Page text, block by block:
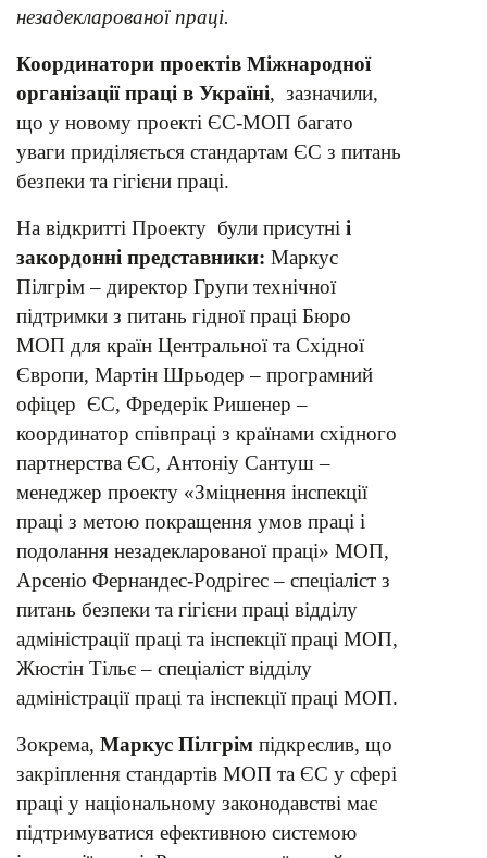
незадекларованої праці.
Координатори проектів Міжнародної
організації праці в Україні, зазначили,
що у новому проекті ЄС-МОП багато
уваги приділяється стандартам ЄС з питань
безпеки та гігієни праці.
На відкритті Проекту були присутні і
закордонні представники: Маркус
Пілгрім – директор Групи технічної
підтримки з питань гідної праці Бюро
МОП для країн Центральної та Східної
Європи, Мартін Шрьодер – програмний
офіцер ЄС, Фредерік Ришенер –
координатор співпраці з країнами східного
партнерства ЄС, Антоніу Сантуш –
менеджер проекту «Зміцнення інспекції
праці з метою покращення умов праці і
подолання незадекларованої праці» МОП,
Арсеніо Фернандес-Родрігес – спеціаліст з
питань безпеки та гігієни праці відділу
адміністрації праці та інспекції праці МОП,
Жюстін Тільє – спеціаліст відділу
адміністрації праці та інспекції праці МОП.
Зокрема, Маркус Пілгрім підкреслив, що
закріплення стандартів МОП та ЄС у сфері
праці у національному законодавстві має
підтримуватися ефективною системою